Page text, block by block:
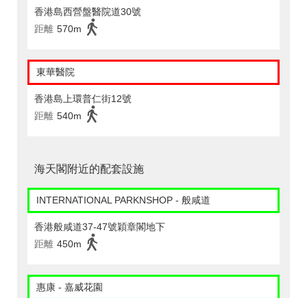
香港島西營盤醫院道30號
距離 570m
東華醫院
香港島上環普仁街12號
距離 540m
海天閣附近的配套設施
INTERNATIONAL PARKNSHOP - 般咸道
香港般咸道37-47號穎章閣地下
距離 450m
惠康 - 嘉威花園